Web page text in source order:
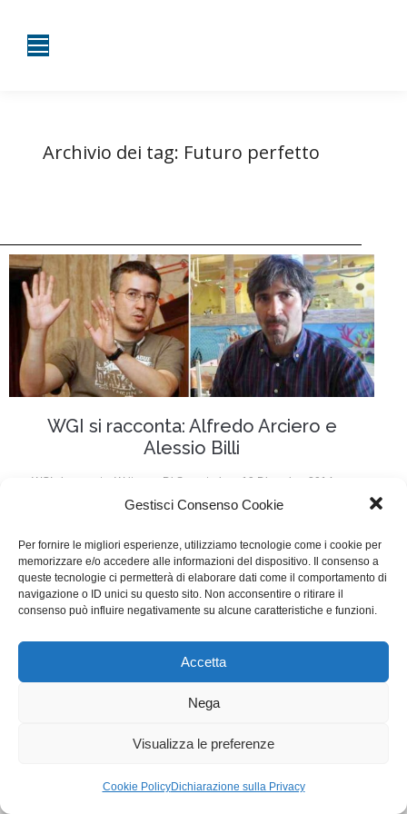
Gestisci Consenso Cookie
Per fornire le migliori esperienze, utilizziamo tecnologie come i cookie per
memorizzare e/o accedere alle informazioni del dispositivo. Il consenso a
queste tecnologie ci permetterà di elaborare dati come il comportamento di
navigazione o ID unici su questo sito. Non acconsentire o ritirare il
consenso può influire negativamente su alcune caratteristiche e funzioni.
Accetta
Nega
Visualizza le preferenze
Cookie PolicyDichiarazione sulla Privacy
Archivio dei tag: Futuro perfetto
WGI si racconta: Alfredo Arciero e
Alessio Billi
WGI si racconta Writers Di Segreteria 19 Dicembre 2014
Scrivere la sceneggiatura di un thriller e co-produrre
un trailer. Un’altra doppia intervista WGI.
+39 347 2461036
segreteria@writersguilditalia.it
WGItalia
Cookie & Privacy Policy